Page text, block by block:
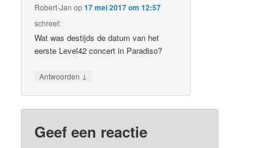
Robert-Jan op17 mei 2017 om 12:57
schreef:
Wat was destijds de datum van het
eerste Level42 concert in Paradiso?
Antwoorden ↓
Geef een reactie